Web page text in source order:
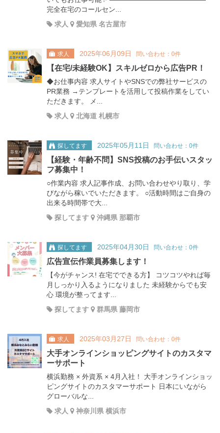
完全在宅のコールセン...
求人
愛知県 名古屋市
求人 2025年06月09日 問い合わせ：0件
【在宅/未経験OK】スキルゼロから広告PR！
◆お仕事内容 求人サイトやSNSでの弊社サービスの
PR業務 →テンプレートを活用して投稿作業をしてい
ただきます。 メ...
求人
北海道 札幌市
探してます 2025年05月11日 問い合わせ：0件
【経験・年齢不問】SNS投稿のお手伝いスタッ
フ募集中！
○作業内容 求人記事作成、お問い合わせやり取り、学
びながら稼いでいただきます。 ○活動時間はご自身の
出来る時間帯で大...
探してます
沖縄県 那覇市
探してます 2025年04月30日 問い合わせ：0件
広告宣伝作業員募集します！
【今がチャンス! 在宅でできる方】 コツコツやれば毎
月しっかり入るようになりました 未経験からでも安
心 環境が整ってます...
探してます
群馬県 藤岡市
求人 2025年03月27日 問い合わせ：0件
大手オンラインショッピングサイトのカスタマ
ーサポート
横浜勤務 × 外資系 × 4月入社！ 大手オンラインショッ
ピングサイトのカスタマーサポート 日本にいながら
グローバルな...
求人
神奈川県 横浜市